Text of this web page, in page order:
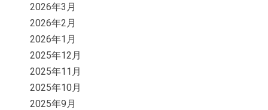
2026年3月
2026年2月
2026年1月
2025年12月
2025年11月
2025年10月
2025年9月